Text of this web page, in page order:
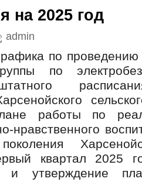
на 2025 год
admin
по проведению
по
работы по
нравственного
квартал 2025
и утверждение